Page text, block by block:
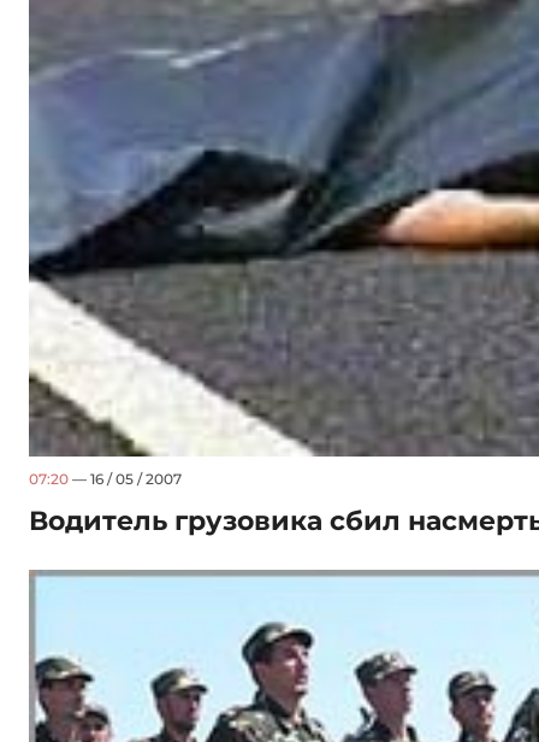
07:20 — 16 / 05 / 2007
Водитель грузовика сбил